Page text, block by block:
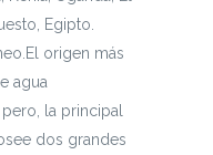
Egipto.
El origen más
agua
la principal
dos grandes